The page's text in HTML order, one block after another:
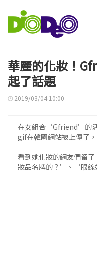
華麗的化妝！
起了話題
2019/03/04 10:00
在女組合‘Gfriend’的
gif在韓國網站被上傳了
看到她化妝的網友們留
妝品名牌的？’、‘眼線